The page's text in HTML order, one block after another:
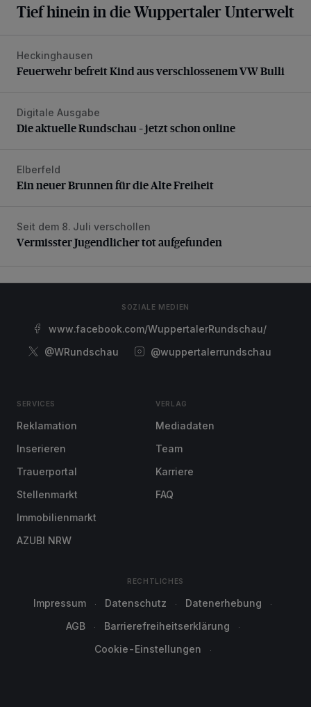
Tief hinein in die Wuppertaler Unterwelt
Feuerwehr befreit Kind aus verschlossenem VW Bulli
Heckinghausen
Feuerwehr befreit Kind aus verschlossenem VW Bulli
Die aktuelle Rundschau – jetzt schon online
Digitale Ausgabe
Die aktuelle Rundschau – jetzt schon online
Ein neuer Brunnen für die Alte Freiheit
Elberfeld
Ein neuer Brunnen für die Alte Freiheit
Vermisster Jugendlicher tot aufgefunden
Seit dem 8. Juli verschollen
Vermisster Jugendlicher tot aufgefunden
SOZIALE MEDIEN
www.facebook.com/WuppertalerRundschau/
@WRundschau
@wuppertalerrundschau
SERVICES
Reklamation
Inserieren
Trauerportal
Stellenmarkt
Immobilienmarkt
AZUBI NRW
VERLAG
Mediadaten
Team
Karriere
FAQ
RECHTLICHES
Impressum Datenschutz
Datenerhebung
AGB
Barrierefreiheitserklärung
Cookie-Einstellungen